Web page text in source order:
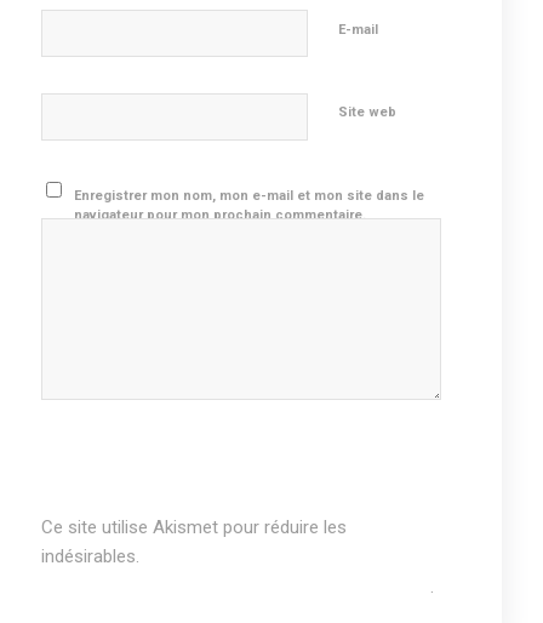
E-mail
Site web
Enregistrer mon nom, mon e-mail et mon site dans le
navigateur pour mon prochain commentaire.
Ce site utilise Akismet pour réduire les
indésirables.
.